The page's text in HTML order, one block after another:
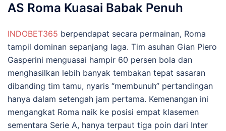
AS Roma Kuasai Babak Penuh
INDOBET365 berpendapat secara permainan, Roma
tampil dominan sepanjang laga. Tim asuhan Gian Piero
Gasperini menguasai hampir 60 persen bola dan
menghasilkan lebih banyak tembakan tepat sasaran
dibanding tim tamu, nyaris “membunuh” pertandingan
hanya dalam setengah jam pertama. Kemenangan ini
mengangkat Roma naik ke posisi empat klasemen
sementara Serie A, hanya terpaut tiga poin dari Inter